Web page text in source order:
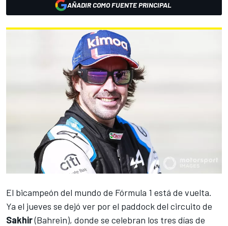
AÑADIR COMO FUENTE PRINCIPAL
El bicampeón del mundo de Fórmula 1 está de vuelta.
Ya el jueves se dejó ver por el paddockdel circuito de
Sakhir(Bahrein), donde se celebran los tres días de